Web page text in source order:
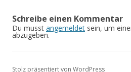
Schreibe einen Kommentar
Du musst angemeldet sein, um
abzugeben.
Stolz präsentiert von WordPress